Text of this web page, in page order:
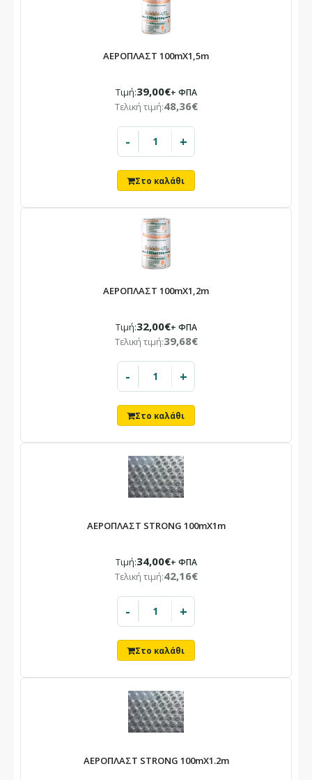
ΑΕΡΟΠΛΑΣΤ 100mX1,5m
Τιμή:39,00€+ ΦΠΑ
Τελική τιμή:48,36€
- +
ΑΕΡΟΠΛΑΣΤ 100mX1,2m
Τιμή:32,00€+ ΦΠΑ
Τελική τιμή:39,68€
- +
ΑΕΡΟΠΛΑΣΤ STRONG 100mX1m
Τιμή:34,00€+ ΦΠΑ
Τελική τιμή:42,16€
- +
ΑΕΡΟΠΛΑΣΤ STRONG 100mX1.2m